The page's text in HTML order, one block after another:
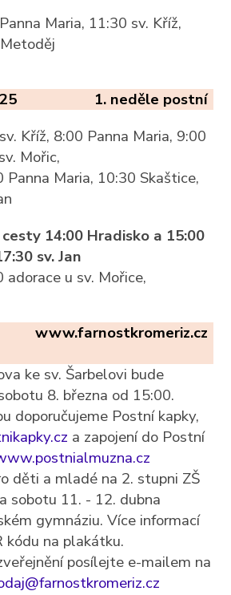
Maria, 11:30 sv. Kříž,
1. neděle postní
Kříž, 8:00 Panna Maria, 9:00
Mořic,
Panna Maria, 10:30 Skaštice,
14:00 Hradisko a 15:00
sv. Jan
adorace u sv. Mořice,
www.farnostkromeriz.cz
ke sv. Šarbelovi bude
8. března od 15:00.
doporučujeme Postní kapky,
a zapojení do Postní
děti a mladé na 2. stupni ZŠ
sobotu 11. - 12. dubna
gymnáziu. Více informací
kódu na plakátku.
posílejte e-mailem na